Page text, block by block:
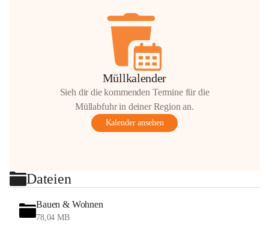
Müllkalender
Sieh dir die kommenden Termine für die
Müllabfuhr in deiner Region an.
Kalender ansehen
Dateien
Bauen & Wohnen
78,04 MB